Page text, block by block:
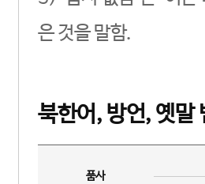
은 것을 말함.
북한어, 방언, 옛말
품사